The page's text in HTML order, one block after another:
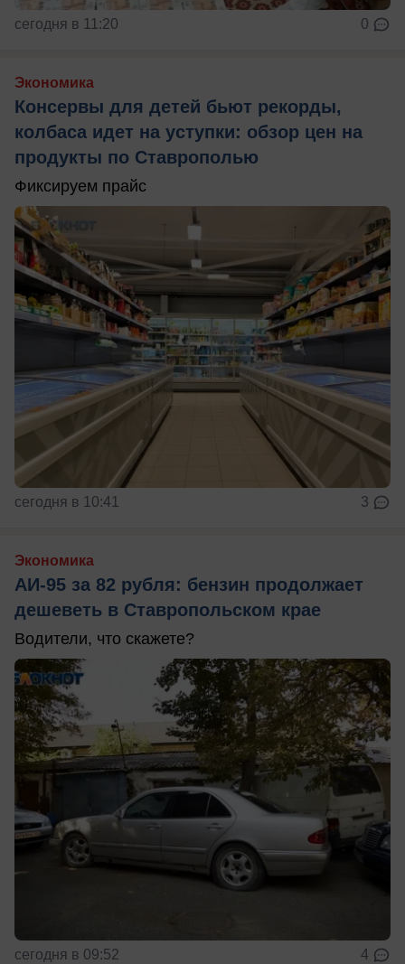
сегодня в 11:20 0
Экономика
Консервы для детей бьют рекорды,
колбаса идет на уступки: обзор цен на
продукты по Ставрополью
Фиксируем прайс
сегодня в 10:41 3
Экономика
АИ-95 за 82 рубля: бензин продолжает
дешеветь в Ставропольском крае
Водители, что скажете?
сегодня в 09:52 4